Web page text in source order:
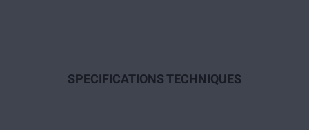
SPECIFICATIONS TECHNIQUES